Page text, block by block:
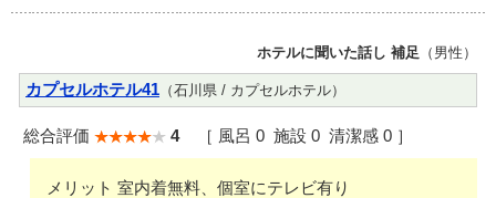
ホテルに聞いた話し 補足 （男性）
カプセルホテル41 （石川県 / カプセルホテル）
総合評価 4［ 風呂 0 施設 0 清潔感 0 ］
メリット 室内着無料、個室にテレビ有り